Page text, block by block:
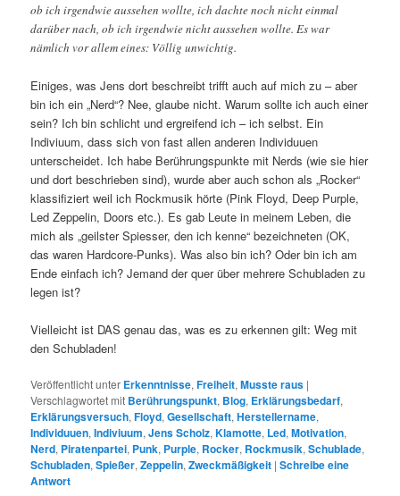
ob ich irgendwie aussehen wollte, ich dachte noch nicht einmal
darüber nach, ob ich irgendwie nicht aussehen wollte. Es war
nämlich vor allem eines: Völlig unwichtig.
Einiges, was Jens dort beschreibt trifft auch auf mich zu – aber
bin ich ein „Nerd“? Nee, glaube nicht. Warum sollte ich auch einer
sein? Ich bin schlicht und ergreifend ich – ich selbst. Ein
Indiviuum, dass sich von fast allen anderen Individuuen
unterscheidet. Ich habe Berührungspunkte mit Nerds (wie sie hier
und dort beschrieben sind), wurde aber auch schon als „Rocker“
klassifiziert weil ich Rockmusik hörte (Pink Floyd, Deep Purple,
Led Zeppelin, Doors etc.). Es gab Leute in meinem Leben, die
mich als „geilster Spiesser, den ich kenne“ bezeichneten (OK,
das waren Hardcore-Punks). Was also bin ich? Oder bin ich am
Ende einfach ich? Jemand der quer über mehrere Schubladen zu
legen ist?
Vielleicht ist DAS genau das, was es zu erkennen gilt: Weg mit
den Schubladen!
Veröffentlicht unter Erkenntnisse,Freiheit,Musste raus |
Verschlagwortet mit Berührungspunkt, Blog, Erklärungsbedarf,
Erklärungsversuch,Floyd,Gesellschaft,Herstellername,
Individuuen,Indiviuum,Jens Scholz,Klamotte, Led,Motivation,
Nerd, Piratenpartei, Punk, Purple, Rocker, Rockmusik,Schublade,
Schubladen,Spießer,Zeppelin,Zweckmäßigkeit |Schreibe eine
Antwort